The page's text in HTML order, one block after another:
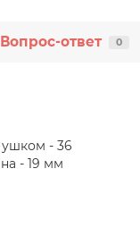
Вопрос-ответ 0
ушком - 36
- 19 мм